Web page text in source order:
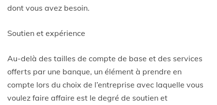
dont vous avez besoin.
Soutien et expérience
Au-delà des tailles de compte de base et des services
offerts par une banque, un élément à prendre en
compte lors du choix de l’entreprise avec laquelle vous
voulez faire affaire est le degré de soutien et